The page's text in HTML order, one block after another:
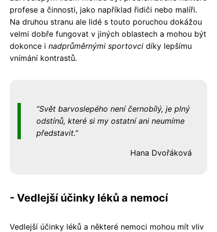
profese a činnosti, jako například řidiči nebo malíři.
Na druhou stranu ale lidé s touto poruchou dokážou
velmi dobře fungovat v jiných oblastech a mohou být
dokonce i nadprůměrnými sportovci díky lepšímu
vnímání kontrastů.
Svět barvoslepého není černobílý, je plný
odstínů, které si my ostatní ani neumíme
představit.
Hana Dvořáková
- Vedlejší účinky léků a nemocí
Vedlejší účinky léků a některé nemoci mohou mít vliv